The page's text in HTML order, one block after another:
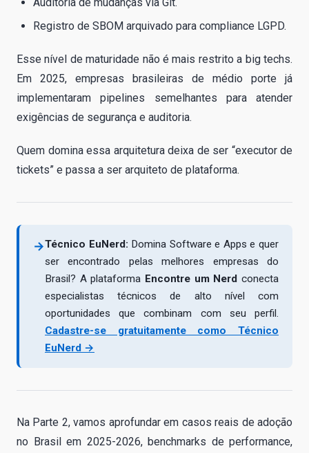
Registro de SBOM arquivado para compliance LGPD.
Esse nível de maturidade não é mais restrito a big techs.
Em 2025, empresas brasileiras de médio porte já
implementaram pipelines semelhantes para atender
exigências de segurança e auditoria.
Quem domina essa arquitetura deixa de ser “executor de
tickets” e passa a ser arquiteto de plataforma.
→Técnico EuNerd: Domina Software e Apps e quer
ser encontrado pelas melhores empresas do
Brasil? A plataforma Encontre um Nerd conecta
especialistas técnicos de alto nível com
oportunidades que combinam com seu perfil.
Cadastre-se gratuitamente como Técnico
EuNerd →
Na Parte 2, vamos aprofundar em casos reais de adoção
no Brasil em 2025-2026, benchmarks de performance,